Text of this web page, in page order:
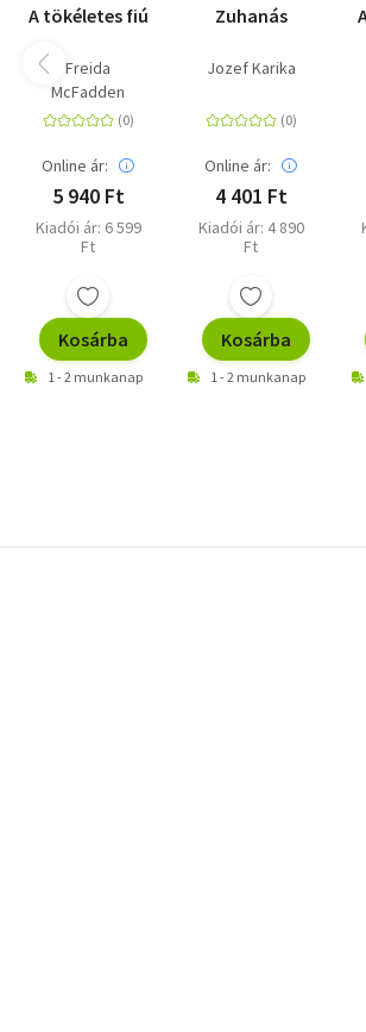
A tökéletes fiú
Freida
McFadden
Online ár:
5 940 Ft
Kiadói ár: 6 599
Ft
Kosárba
1 - 2 munkanap
Zuhanás
Jozef Karika
Online ár:
4 401 Ft
Kiadói ár: 4 890
Ft
Kosárba
1 - 2 munkanap